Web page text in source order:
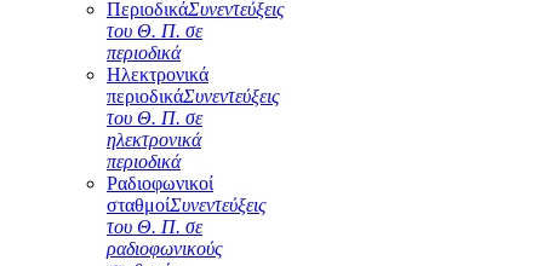
ΠεριοδικάΣυνεντεύξεις
του Θ. Π. σε
περιοδικά
Ηλεκτρονικά
περιοδικάΣυνεντεύξεις
του Θ. Π. σε
ηλεκτρονικά
περιοδικά
Ραδιοφωνικοί
σταθμοίΣυνεντεύξεις
του Θ. Π. σε
ραδιοφωνικούς